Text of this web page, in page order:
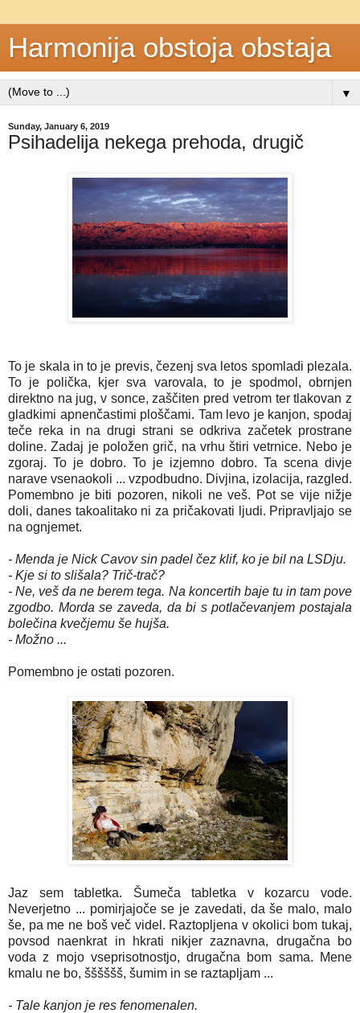
Harmonija obstoja obstaja
▼
Sunday, January 6, 2019
Psihadelija nekega prehoda, drugič
To je skala in to je previs, čezenj sva letos spomladi plezala.
To je polička, kjer sva varovala, to je spodmol, obrnjen
direktno na jug, v sonce, zaščiten pred vetrom ter tlakovan z
gladkimi apnenčastimi ploščami. Tam levo je kanjon, spodaj
teče reka in na drugi strani se odkriva začetek prostrane
doline. Zadaj je položen grič, na vrhu štiri vetrnice. Nebo je
zgoraj. To je dobro. To je izjemno dobro. Ta scena divje
narave vsenaokoli ... vzpodbudno. Divjina, izolacija, razgled.
Pomembno je biti pozoren, nikoli ne veš. Pot se vije nižje
doli, danes takoalitako ni za pričakovati ljudi. Pripravljajo se
na ognjemet.
- Menda je Nick Cavov sin padel čez klif, ko je bil na LSDju.
- Kje si to slišala? Trič-trač?
- Ne, veš da ne berem tega. Na koncertih baje tu in tam pove
zgodbo. Morda se zaveda, da bi s potlačevanjem postajala
bolečina kvečjemu še hujša.
- Možno ...
Pomembno je ostati pozoren.
Jaz sem tabletka. Šumeča tabletka v kozarcu vode.
Neverjetno ... pomirjajoče se je zavedati, da še malo, malo
še, pa me ne boš več videl. Raztopljena v okolici bom tukaj,
povsod naenkrat in hkrati nikjer zaznavna, drugačna bo
voda z mojo vseprisotnostjo, drugačna bom sama. Mene
kmalu ne bo, šššššš, šumim in se raztapljam ...
- Tale kanjon je res fenomenalen.